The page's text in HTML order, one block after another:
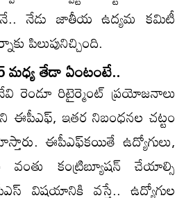
నేడు జాతీయ ఉద్యమ కమిటీ
పిలుపునిచ్చింది.
తేడా ఏంటంటే..
రెండూ రిటైర్మెంట్ ప్రయోజనాలు
ఈపీఎఫ్, ఇతర నిబంధనల చట్టం
ఈపీఎఫ్‌కయితే ఉద్యోగులు,
కంట్రిబ్యూషన్ చేయాల్సి
విషయానికి వస్తే.. ఉద్యోగుల